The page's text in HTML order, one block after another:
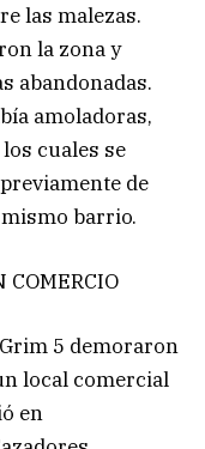
las malezas.
la zona y
abandonadas.
amoladoras,
cuales se
de
barrio.
COMERCIO
5 demoraron
local comercial
en